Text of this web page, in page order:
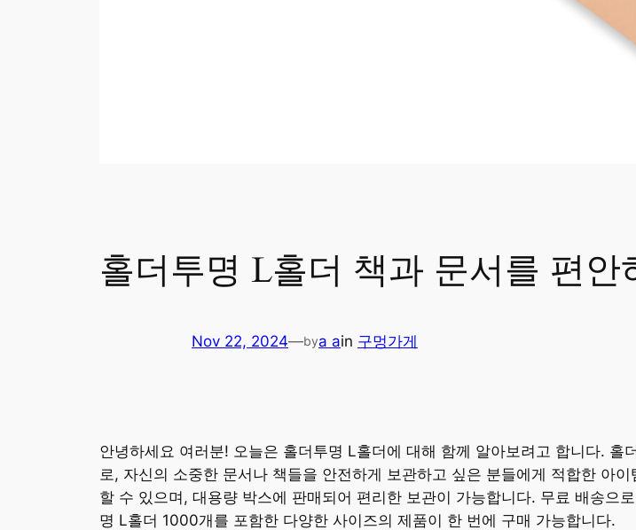
홀더투명 L홀더 책과 문서를 편
Nov 22, 2024—bya ain 구멍가게
안녕하세요 여러분! 오늘은 홀더투명 L홀더에 대해 함께 알아보려고 합니다.
로, 자신의 소중한 문서나 책들을 안전하게 보관하고 싶은 분들에게 적합한 아
할 수 있으며, 대용량 박스에 판매되어 편리한 보관이 가능합니다. 무료 배송으
명 L홀더 1000개를 포함한 다양한 사이즈의 제품이 한 번에 구매 가능합니다.